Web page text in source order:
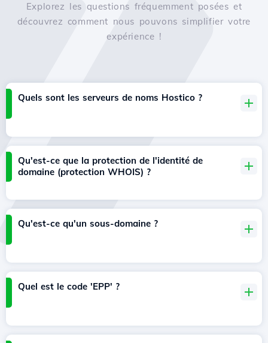
Explorez les questions fréquemment posées et
découvrez comment nous pouvons simplifier votre
expérience !
Quels sont les serveurs de noms Hostico ?
Qu'est-ce que la protection de l'identité de
domaine (protection WHOIS) ?
Qu'est-ce qu'un sous-domaine ?
Quel est le code 'EPP' ?